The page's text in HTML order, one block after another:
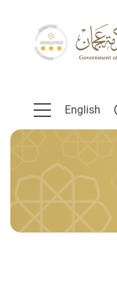
English